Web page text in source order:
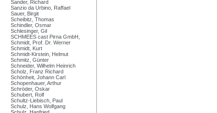
Sander, Richard
Sanzio da Urbino, Raffael
Sauer, Birgit
Scheibitz, Thomas
Schindler, Osmar
Schlesinger, Gil
SCHMEES cast Pirna GmbH,
Schmidt, Prof. Dr. Werner
Schmidt, Kurt
Schmidt-Kirstein, Helmut
Schmitz, Günter
Schneider, Wilhelm Heinrich
Scholz, Franz Richard
Schönheit, Johann Carl
Schopenhauer, Arthur
Schröder, Oskar
Schubert, Rolf
Schultz-Liebisch, Paul
Schulz, Hans Wolfgang